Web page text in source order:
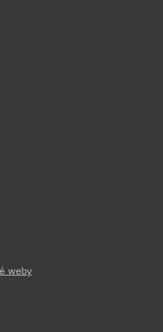
weby